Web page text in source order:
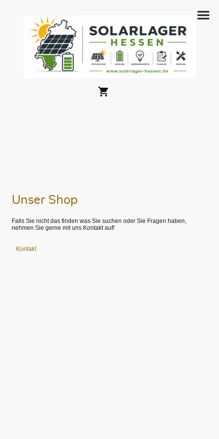
Unser Shop
Falls Sie nicht das finden was Sie suchen oder Sie Fragen haben,
nehmen Sie gerne mit uns Kontakt auf!
Kontakt